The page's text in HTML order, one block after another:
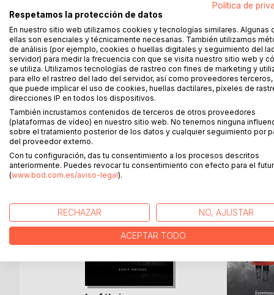
Una vida espartana en la selva costarricense.
Una dedicación incansable para la primera reserva
Una muerte inesperada y misteriosa.
Una coatí consuela a una mujer con
Una lucha continua para la naturaleza más allá de
Una historia verídica.
MÁS TÍTULOS DEBoD
Política de
Respetamos la protección de datos
En nuestro sitio web utilizamos cookies y tecnologías similares. Algunas
ellas son esenciales y técnicamente necesarias. También utilizamos
de análisis (por ejemplo, cookies o huellas digitales y seguimiento del
servidor) para medir la frecuencia con que se visita nuestro sitio web y
se utiliza. Utilizamos tecnologías de rastreo con fines de marketing y
para ello el rastreo del lado del servidor, así como proveedores terceros,
que puede implicar el uso de cookies, huellas dactilares, píxeles de
direcciones IP en todos los dispositivos.
También incrustamos contenidos de terceros de otros proveedores
(plataformas de vídeo) en nuestro sitio web. No tenemos ninguna
sobre el tratamiento posterior de los datos y cualquier seguimiento por
del proveedor externo.
Con tu configuración, das tu consentimiento a los procesos descritos
anteriormente. Puedes revocar tu consentimiento con efecto para el
(www.bod.com.es/aviso-legal).
RECHAZAR NO, AJUSTAR
ACEPTAR TODO